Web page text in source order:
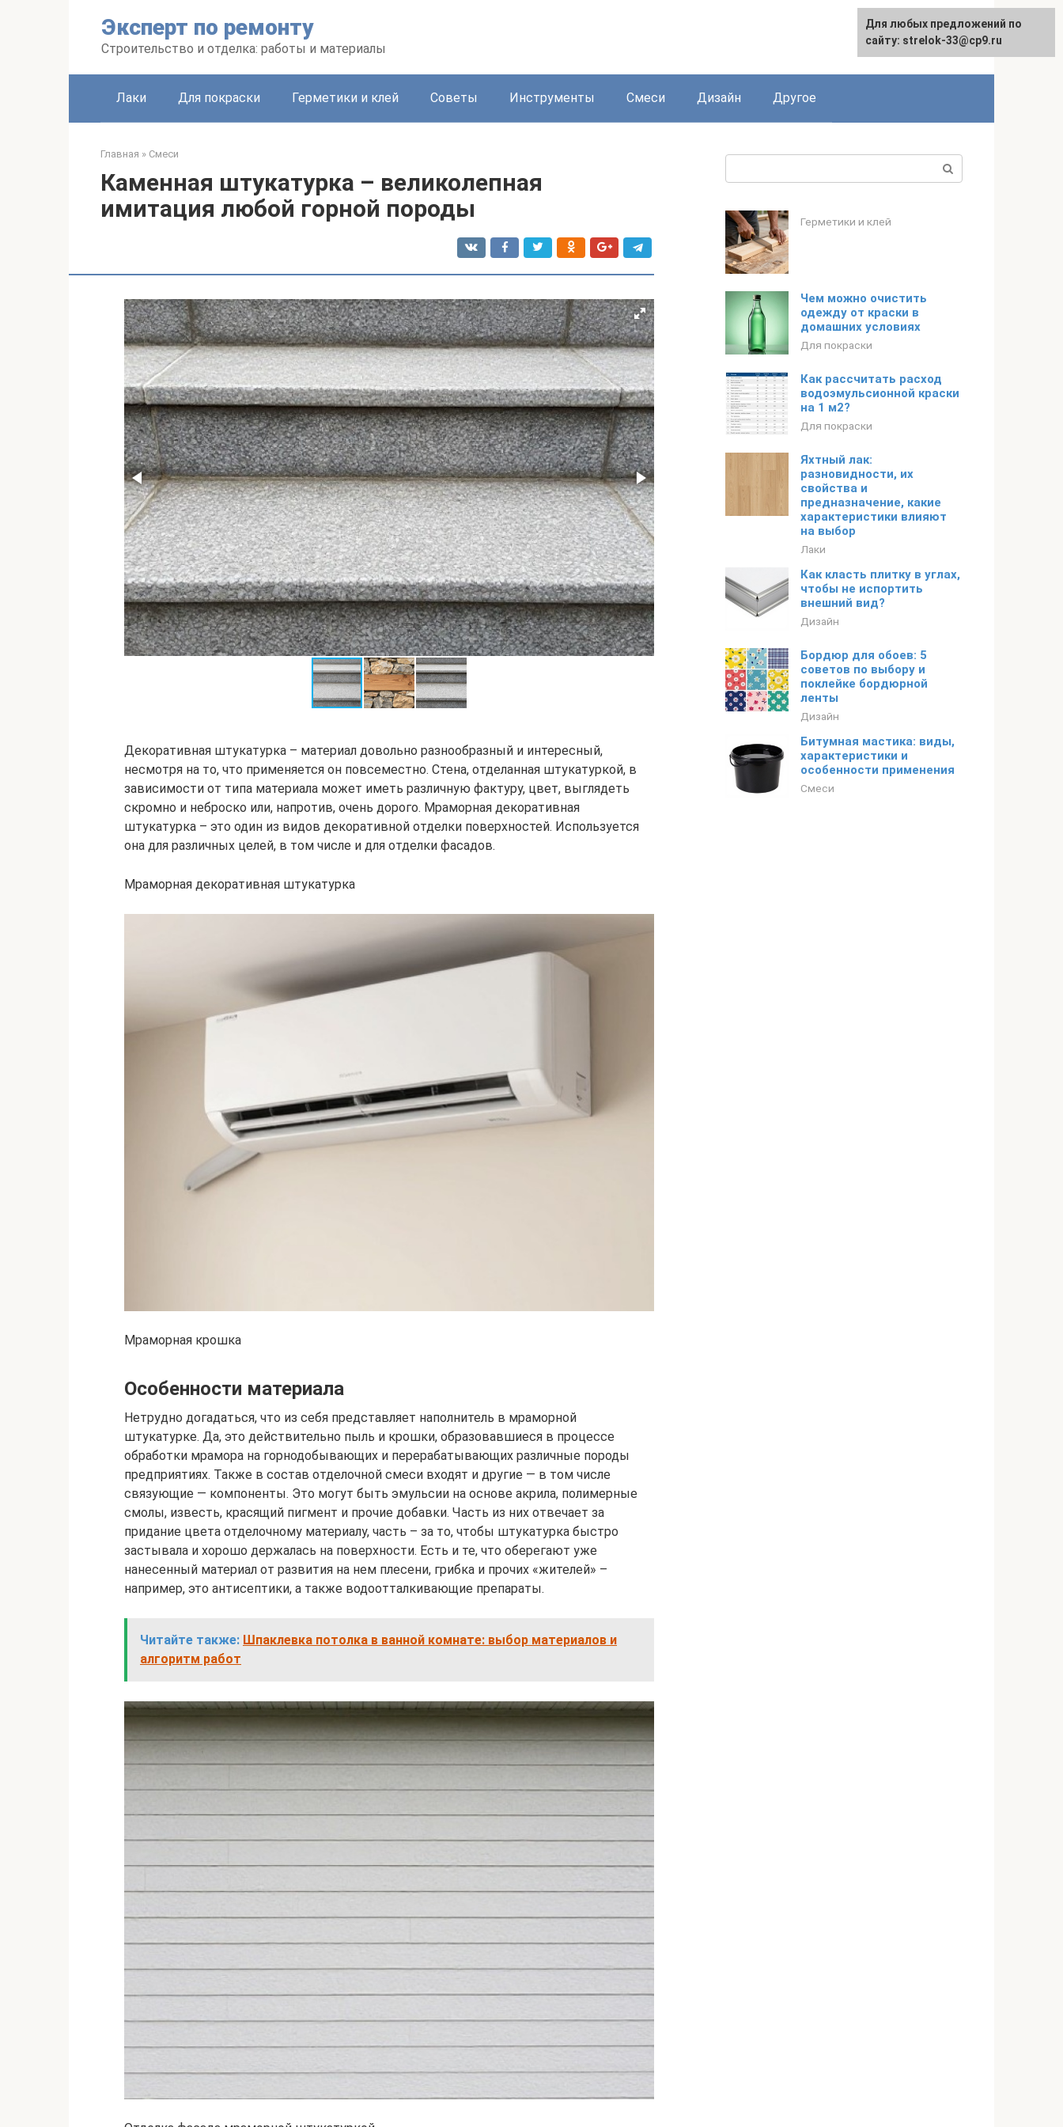
Эксперт по ремонту
Строительство и отделка: работы и материалы
Лаки Для покраски Герметики и клей Советы Инструменты Смеси Дизайн Другое
Главная » Смеси
Каменная штукатурка – великолепная
имитация любой горной породы
Декоративная штукатурка – материал довольно разнообразный и интересный,
несмотря на то, что применяется он повсеместно. Стена, отделанная штукатуркой, в
зависимости от типа материала может иметь различную фактуру, цвет, выглядеть
скромно и неброско или, напротив, очень дорого. Мраморная декоративная
штукатурка – это один из видов декоративной отделки поверхностей. Используется
она для различных целей, в том числе и для отделки фасадов.
Мраморная декоративная штукатурка
Мраморная крошка
Особенности материала
Нетрудно догадаться, что из себя представляет наполнитель в мраморной
штукатурке. Да, это действительно пыль и крошки, образовавшиеся в процессе
обработки мрамора на горнодобывающих и перерабатывающих различные породы
предприятиях. Также в состав отделочной смеси входят и другие — в том числе
связующие — компоненты. Это могут быть эмульсии на основе акрила, полимерные
смолы, известь, красящий пигмент и прочие добавки. Часть из них отвечает за
придание цвета отделочному материалу, часть – за то, чтобы штукатурка быстро
застывала и хорошо держалась на поверхности. Есть и те, что оберегают уже
нанесенный материал от развития на нем плесени, грибка и прочих «жителей» –
например, это антисептики, а также водоотталкивающие препараты.
Читайте также: Шпаклевка потолка в ванной комнате: выбор материалов и
алгоритм работ
Герметики и клей
Чем можно очистить
одежду от краски в
домашних условиях
Для покраски
Как рассчитать расход
водоэмульсионной краски
на 1 м2?
Для покраски
Яхтный лак:
разновидности, их
свойства и
предназначение, какие
характеристики влияют
на выбор
Лаки
Как класть плитку в углах,
чтобы не испортить
внешний вид?
Дизайн
Бордюр для обоев: 5
советов по выбору и
поклейке бордюрной
ленты
Дизайн
Битумная мастика: виды,
характеристики и
особенности применения
Смеси
Для любых предложений по
сайту: strelok-33@cp9.ru
Для любых предложений по
сайту: strelok-33@cp9.ru